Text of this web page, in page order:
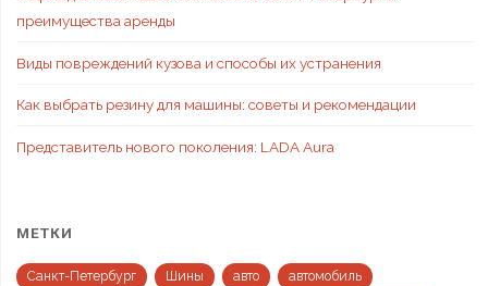
преимущества аренды
Виды повреждений кузова и способы их устранения
Как выбрать резину для машины: советы и рекомендации
Представитель нового поколения: LADA Aura
МЕТКИ
Санкт-Петербург Шины авто автомобиль